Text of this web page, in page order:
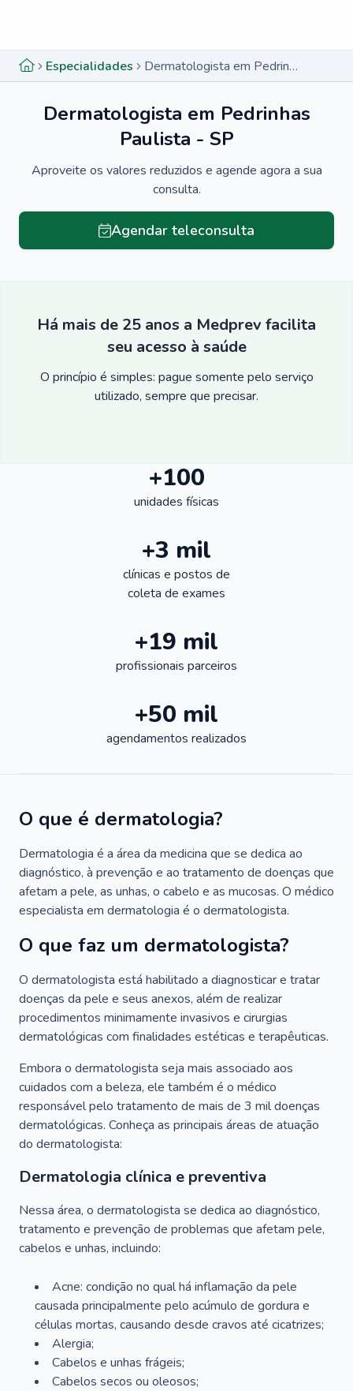
Especialidades Dermatologista em Pedrinhas Paulista - SP
Dermatologista em Pedrinhas
Paulista - SP
Aproveite os valores reduzidos e agende agora a sua
consulta.
Agendar teleconsulta
Há mais de 25 anos a Medprev facilita
seu acesso à saúde
O princípio é simples: pague somente pelo serviço
utilizado, sempre que precisar.
+100
unidades físicas
+3 mil
clínicas e postos de
coleta de exames
+19 mil
profissionais parceiros
+50 mil
agendamentos realizados
O que é dermatologia?
Dermatologia é a área da medicina que se dedica ao
diagnóstico, à prevenção e ao tratamento de doenças que
afetam a pele, as unhas, o cabelo e as mucosas. O médico
especialista em dermatologia é o dermatologista.
O que faz um dermatologista?
O dermatologista está habilitado a diagnosticar e tratar
doenças da pele e seus anexos, além de realizar
procedimentos minimamente invasivos e cirurgias
dermatológicas com finalidades estéticas e terapêuticas.
Embora o dermatologista seja mais associado aos
cuidados com a beleza, ele também é o médico
responsável pelo tratamento de mais de 3 mil doenças
dermatológicas. Conheça as principais áreas de atuação
do dermatologista:
Dermatologia clínica e preventiva
Nessa área, o dermatologista se dedica ao diagnóstico,
tratamento e prevenção de problemas que afetam pele,
cabelos e unhas, incluindo:
Acne: condição no qual há inflamação da pele
causada principalmente pelo acúmulo de gordura e
células mortas, causando desde cravos até cicatrizes;
Alergia;
Cabelos e unhas frágeis;
Cabelos secos ou oleosos;